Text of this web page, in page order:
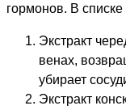
гормонов. В списке
Экстракт
венах,
убирает
Экстракт